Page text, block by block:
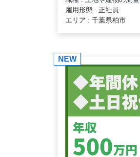
雇用形態 : 正社員
エリア : 千葉県柏市
NEW